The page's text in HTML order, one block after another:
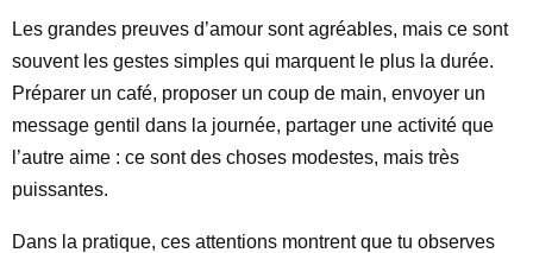
Les grandes preuves d’amour sont agréables, mais ce sont
souvent les gestes simples qui marquent le plus la durée.
Préparer un café, proposer un coup de main, envoyer un
message gentil dans la journée, partager une activité que
l’autre aime : ce sont des choses modestes, mais très
puissantes.
Dans la pratique, ces attentions montrent que tu observes